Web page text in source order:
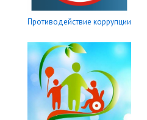
Противодействие коррупции